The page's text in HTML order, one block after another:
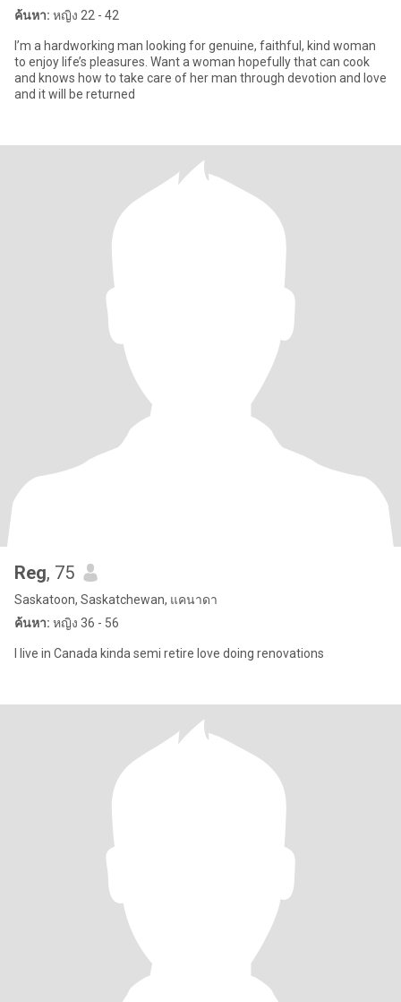
ค้นหา: หญิง 22 - 42
I’m a hardworking man looking for genuine, faithful, kind woman
to enjoy life’s pleasures. Want a woman hopefully that can cook
and knows how to take care of her man through devotion and love
and it will be returned
Reg, 75
Saskatoon, Saskatchewan, แคนาดา
ค้นหา: หญิง 36 - 56
I live in Canada kinda semi retire love doing renovations